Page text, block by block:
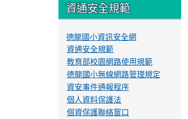
資通安全規範
德龍國小資訊安全網
資通安全規範
教育部校園網路使用規範
德龍國小無線網路管理規定
資安事件通報程序
個人資料保護法
個資保護聯絡窗口